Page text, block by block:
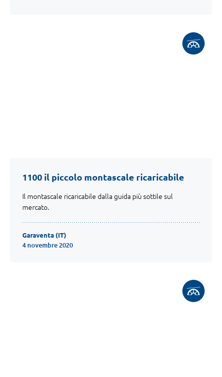
1100 il piccolo montascale ricaricabile
Il montascale ricaricabile dalla guida più sottile sul
mercato.
Garaventa (IT)
4 novembre 2020